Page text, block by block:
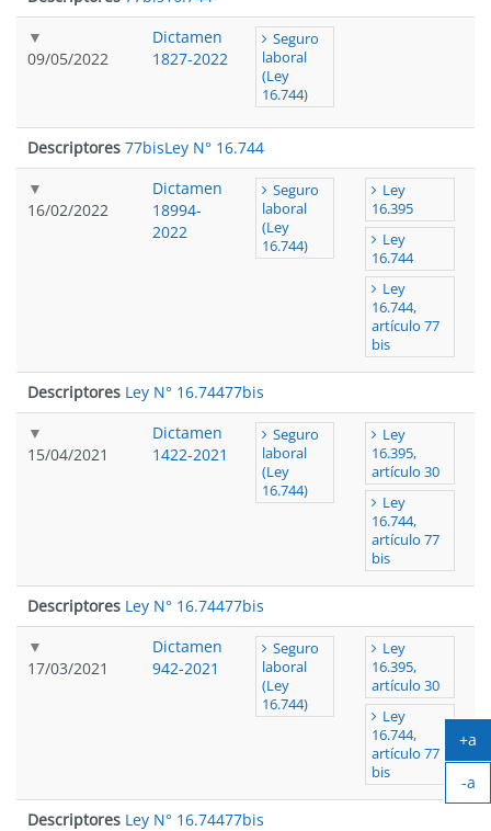
09/05/2022
Dictamen
1827-2022
Seguro
laboral
(Ley
16.744)
Descriptores 77bisLey N° 16.744
16/02/2022
Dictamen
18994-
2022
Seguro
laboral
(Ley
16.744)
Ley
16.395
Ley
16.744
Ley
16.744,
artículo 77
bis
Descriptores Ley N° 16.74477bis
15/04/2021
Dictamen
1422-2021
Seguro
laboral
(Ley
16.744)
Ley
16.395,
artículo 30
Ley
16.744,
artículo 77
bis
Descriptores Ley N° 16.74477bis
17/03/2021
Dictamen
942-2021
Seguro
laboral
(Ley
16.744)
Ley
16.395,
artículo 30
Ley
16.744,
artículo 77
bis
Descriptores Ley N° 16.74477bis
+a
-a